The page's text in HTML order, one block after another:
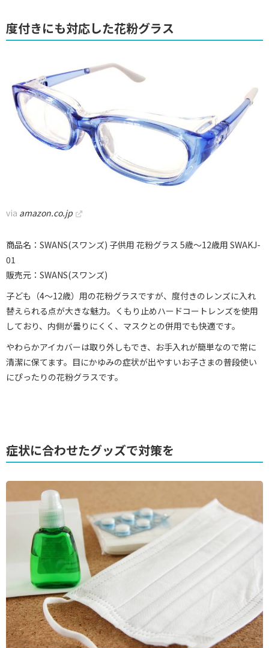
度付きにも対応した花粉グラス
via amazon.co.jp
商品名：SWANS(スワンズ) 子供用 花粉グラス 5歳〜12歳用 SWAKJ-
01
販売元：SWANS(スワンズ)
子ども（4～12歳）用の花粉グラスですが、度付きのレンズに入れ
替えられる点が大きな魅力。くもり止めハードコートレンズを使用
しており、内側が曇りにくく、マスクとの併用でも快適です。
やわらかアイカバーは取り外しもでき、お手入れが簡単なので常に
清潔に保てます。目にかゆみの症状が出やすいお子さまの普段使い
にぴったりの花粉グラスです。
症状に合わせたグッズで対策を